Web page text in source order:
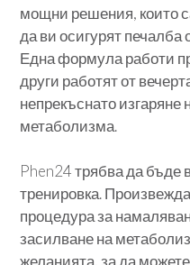
мощни решения, които
да ви осигурят печалба
Една формула работи
други работят от
непрекъснато
метаболизма.
Phen24 трябва да бъде
тренировка.
процедура за
засилване на
желанията, за да